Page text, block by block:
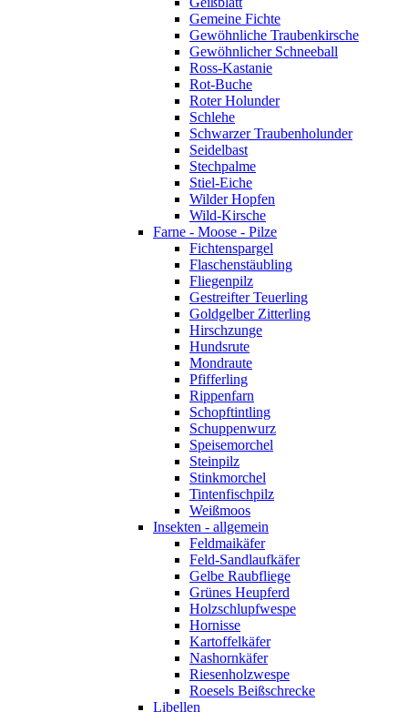
Gemeine Fichte
Gewöhnliche Traubenkirsche
Gewöhnlicher Schneeball
Ross-Kastanie
Rot-Buche
Roter Holunder
Schlehe
Schwarzer Traubenholunder
Seidelbast
Stechpalme
Stiel-Eiche
Wilder Hopfen
Wild-Kirsche
Farne - Moose - Pilze
Fichtenspargel
Flaschenstäubling
Fliegenpilz
Gestreifter Teuerling
Goldgelber Zitterling
Hirschzunge
Hundsrute
Mondraute
Pfifferling
Rippenfarn
Schopftintling
Schuppenwurz
Speisemorchel
Steinpilz
Stinkmorchel
Tintenfischpilz
Weißmoos
Insekten - allgemein
Feldmaikäfer
Feld-Sandlaufkäfer
Gelbe Raubfliege
Grünes Heupferd
Holzschlupfwespe
Hornisse
Kartoffelkäfer
Nashornkäfer
Riesenholzwespe
Roesels Beißschrecke
Libellen